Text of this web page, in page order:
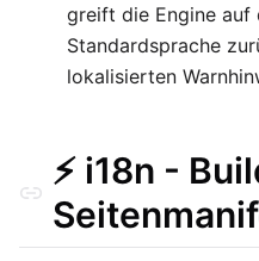
greift die Engine auf
Standardsprache
lokalisierten
⚡ i18n -